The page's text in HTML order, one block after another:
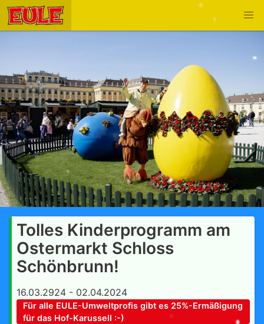
Tolles Kinderprogramm am
Ostermarkt Schloss
Schönbrunn!
16.03.2924 - 02.04.2024
Für alle EULE-Umweltprofis gibt es 25%-Ermäßigung
für das Hof-Karussell :-)